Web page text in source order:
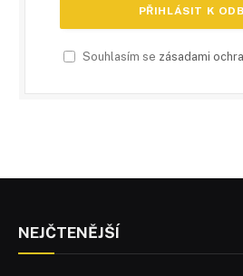
Souhlasím se zásadami
NEJČTENĚJŠÍ